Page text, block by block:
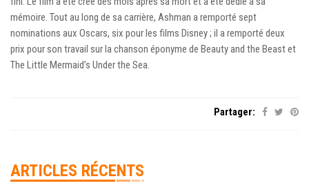
mémoire. Tout au long de sa carrière, Ashman a remporté sept
nominations aux Oscars, six pour les films Disney ; il a remporté deux
prix pour son travail sur la chanson éponyme de Beauty and the Beast et
The Little Mermaid’s Under the Sea.
Partager:
ARTICLES RÉCENTS